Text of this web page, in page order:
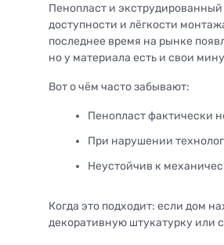
Пенопласт и экструдированный
доступности и лёгкости
последнее время на рынке
но у материала есть и свои
Вот о чём часто забывают:
Пенопласт фактически
При нарушении
Неустойчив к
Когда это подходит: если дом
декоративную штукатурку или